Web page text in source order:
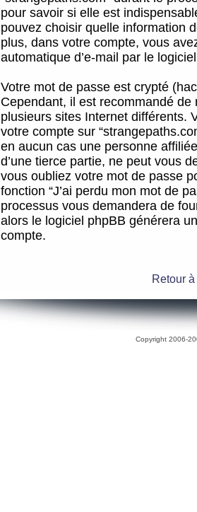
pour savoir si elle est
pouvez choisir quelle information
plus, dans votre compte, vous
automatique d’e-mail par le
Votre mot de passe est crypté
Cependant, il est recommandé
plusieurs sites Internet différents.
votre compte sur
en aucun cas une personne
d’une tierce partie, ne peut vous
vous oubliez votre mot de passe
fonction “J’ai perdu mon mot de
processus vous demandera de
alors le logiciel phpBB générera
compte.
Retour
Copyright 2006-